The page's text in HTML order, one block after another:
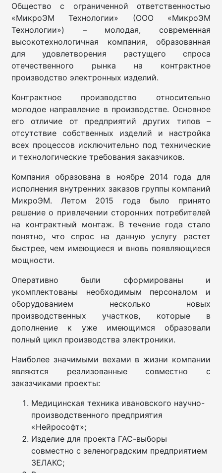
Общество с ограниченной ответственностью
«МикроЭМ Технологии» (ООО «МикроЭМ
Технологии») – молодая, современная
высокотехнологичная компания, образованная
для удовлетворения растущего спроса
отечественного рынка на контрактное
производство электронных изделий.
Контрактное производство относительно
молодое направление в производстве. Основное
его отличие от предприятий других типов –
отсутствие собственных изделий и настройка
всех процессов исключительно под технические
и технологические требования заказчиков.
Компания образована в ноябре 2014 года для
исполнения внутренних заказов группы компаний
МикроЭМ. Летом 2015 года было принято
решение о привлечении сторонних потребителей
на контрактный монтаж. В течение года стало
понятно, что спрос на данную услугу растет
быстрее, чем имеющиеся и вновь появляющиеся
мощности.
Оперативно были сформированы и
укомплектованы необходимым персоналом и
оборудованием несколько новых
производственных участков, которые в
дополнение к уже имеющимся образовали
полный цикл производства электроники.
Наиболее значимыми вехами в жизни компании
являются реализованные совместно с
заказчиками проекты:
Медицинская техника ивановского научно-
производственного предприятия
«Нейрософт»;
Изделие для проекта ГАС-выборы
совместно с зеленоградским предприятием
ЗЕЛАКС;